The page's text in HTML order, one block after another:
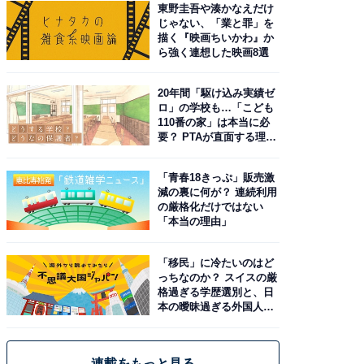
東野圭吾や湊かなえだけ
じゃない、「業と罪」を
描く『映画ちいかわ』か
ら強く連想した映画8選
20年間「駆け込み実績ゼ
ロ」の学校も…「こども
110番の家」は本当に必
要？ PTAが直面する理想
「青春18きっぷ」販売激
減の裏に何が？ 連続利用
の厳格化だけではない
「本当の理由」
「移民」に冷たいのはど
っちなのか？ スイスの厳
格過ぎる学歴選別と、日
本の曖昧過ぎる外国人政